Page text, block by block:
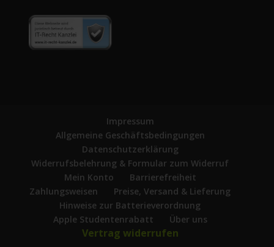
Impressum
Allgemeine Geschäftsbedingungen
Datenschutzerklärung
Widerrufsbelehrung & Formular zum Widerruf
Mein Konto
Barrierefreiheit
Zahlungsweisen
Preise, Versand & Lieferung
Hinweise zur Batterieverordnung
Apple Studentenrabatt
Über uns
Vertrag widerrufen